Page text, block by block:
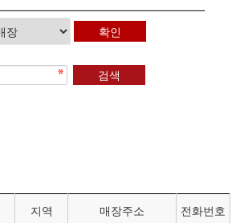
지역 매장주소
전화번호